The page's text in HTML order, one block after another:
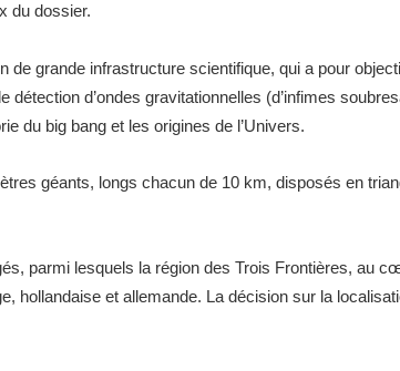
du dossier.
de grande infrastructure scientifique, qui a pour
d’ondes gravitationnelles (d’infimes
du big bang et les origines de l’Univers.
géants, longs chacun de 10 km, disposés en
parmi lesquels la région des Trois Frontières, au
hollandaise et allemande. La décision sur la